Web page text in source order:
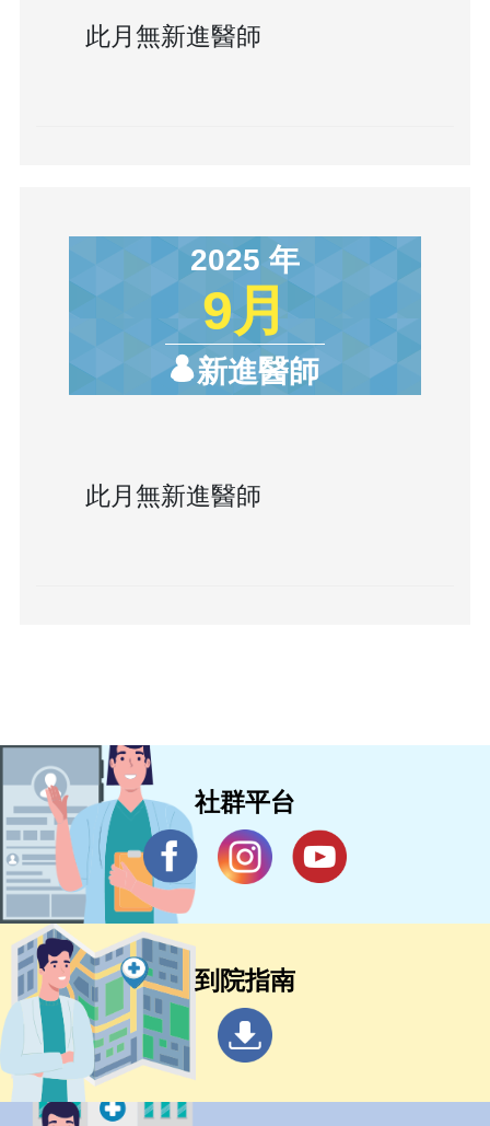
此月無新進醫師
2025 年
9月
新進醫師
此月無新進醫師
社群平台
到院指南